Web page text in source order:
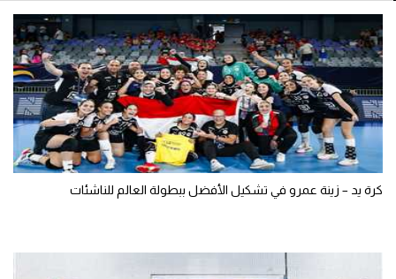
كرة يد – زينة عمرو في تشكيل الأفضل ببطولة العالم للناشئات